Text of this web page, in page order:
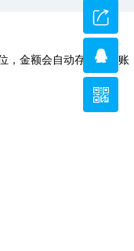
，金额会自动存入您的账